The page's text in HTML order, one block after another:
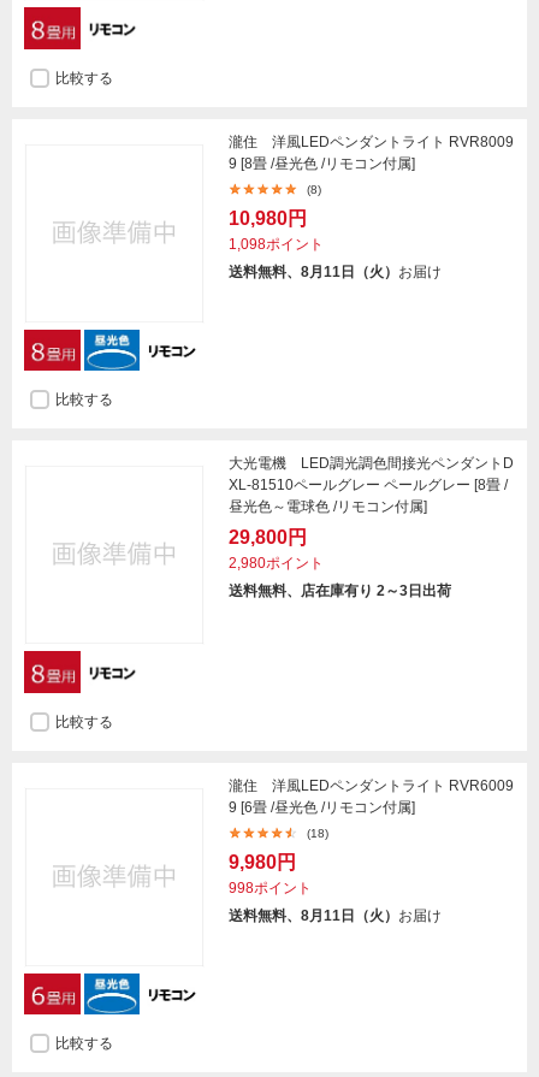
比較する
瀧住 洋風LEDペンダントライト RVR8009
9 [8畳 /昼光色 /リモコン付属]
(8)
10,980円
1,098ポイント
送料無料、8月11日（火） お届け
比較する
大光電機 LED調光調色間接光ペンダントD
XL-81510ペールグレー ペールグレー [8畳 /
昼光色～電球色 /リモコン付属]
29,800円
2,980ポイント
送料無料、店在庫有り 2～3日出荷
比較する
瀧住 洋風LEDペンダントライト RVR6009
9 [6畳 /昼光色 /リモコン付属]
(18)
9,980円
998ポイント
送料無料、8月11日（火） お届け
比較する